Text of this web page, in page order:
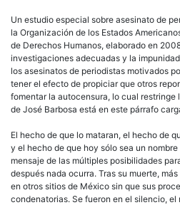
Un estudio especial sobre asesinato de
la Organización de los Estados
de Derechos Humanos, elaborado en
investigaciones adecuadas y la
los asesinatos de periodistas motivados
tener el efecto de propiciar que otros
fomentar la autocensura, lo cual restringe
de José Barbosa está en este párrafo
El hecho de que lo mataran, el hecho de
y el hecho de que hoy sólo sea un
mensaje de las múltiples posibilidades
después nada ocurra. Tras su muerte,
en otros sitios de México sin que sus
condenatorias. Se fueron en el silencio, el